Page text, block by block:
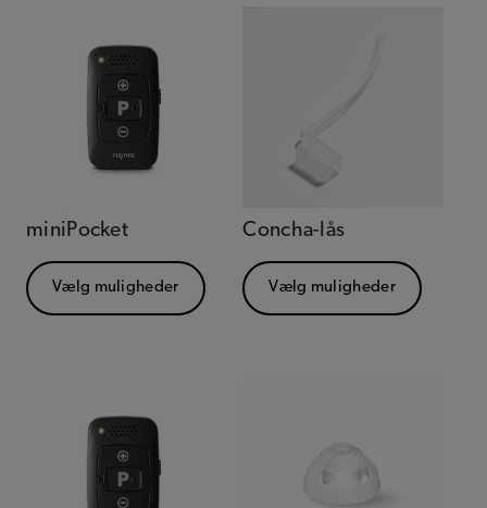
miniPocket
Vælg muligheder
Concha-lås
Vælg muligheder